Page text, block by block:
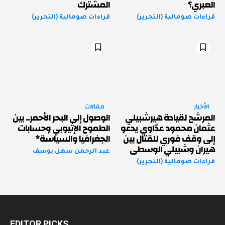
العبري؟
قراءات صومالية (التحرير)
المشترك
قراءات صومالية (التحرير)
الأخبار
المرشح لقيادة هيرشبيلي
عثمان محمود عدّاوي يدعو
إلى وقف فوري للقتال بين
هيران وشبيلي الوسطى
قراءات صومالية (التحرير)
مقالات
الوصول إلى البحر الأحمر.. بين
الطموح الإثيوبي وحسابات
الجغرافيا والسياسة*
عبد الرحمن سهل يوسف